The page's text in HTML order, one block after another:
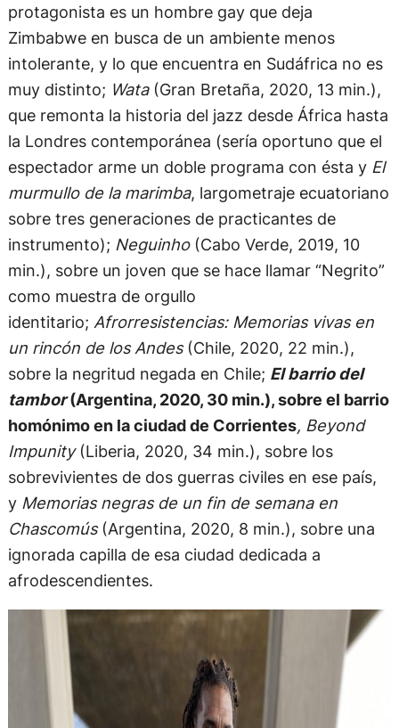
protagonista es un hombre gay que deja
Zimbabwe en busca de un ambiente menos
intolerante, y lo que encuentra en Sudáfrica no es
muy distinto; Wata(Gran Bretaña, 2020, 13 min.),
que remonta la historia del jazz desde África hasta
la Londres contemporánea (sería oportuno que el
espectador arme un doble programa con ésta y El
murmullo de la marimba, largometraje ecuatoriano
sobre tres generaciones de practicantes de
instrumento); Neguinho(Cabo Verde, 2019, 10
min.), sobre un joven que se hace llamar “Negrito”
como muestra de orgullo
identitario; Afrorresistencias: Memorias vivas en
un rincón de los Andes(Chile, 2020, 22 min.),
sobre la negritud negada en Chile; El barrio del
tambor(Argentina, 2020, 30 min.), sobre el barrio
homónimo en la ciudad de Corrientes, Beyond
Impunity(Liberia, 2020, 34 min.), sobre los
sobrevivientes de dos guerras civiles en ese país,
y Memorias negras de un fin de semana en
Chascomús(Argentina, 2020, 8 min.), sobre una
ignorada capilla de esa ciudad dedicada a
afrodescendientes.